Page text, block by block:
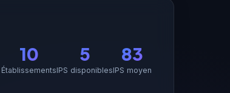
10
Établissements
5
IPS disponibles
83
IPS moyen